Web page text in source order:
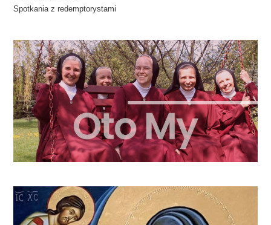
Spotkania z redemptorystami